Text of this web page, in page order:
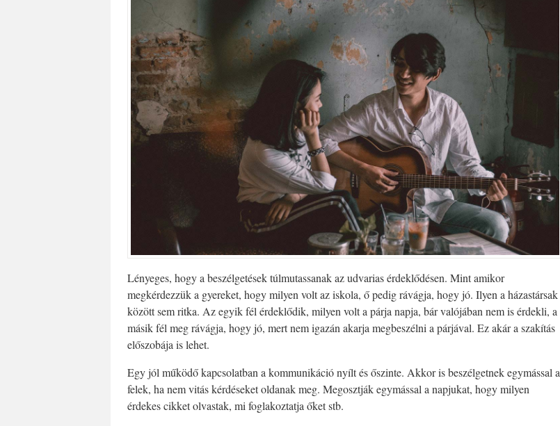
Lényeges, hogy a beszélgetések túlmutassanak az udvarias érdeklődésen. Mint amikor
megkérdezzük a gyereket, hogy milyen volt az iskola, ő pedig rávágja, hogy jó. Ilyen a házastársak
között sem ritka. Az egyik fél érdeklődik, milyen volt a párja napja, bár valójában nem is érdekli, a
másik fél meg rávágja, hogy jó, mert nem igazán akarja megbeszélni a párjával. Ez akár a szakítás
előszobája is lehet.
Egy jól működő kapcsolatban a kommunikáció nyílt és őszinte. Akkor is beszélgetnek egymással a
felek, ha nem vitás kérdéseket oldanak meg. Megosztják egymással a napjukat, hogy milyen
érdekes cikket olvastak, mi foglakoztatja őket stb.